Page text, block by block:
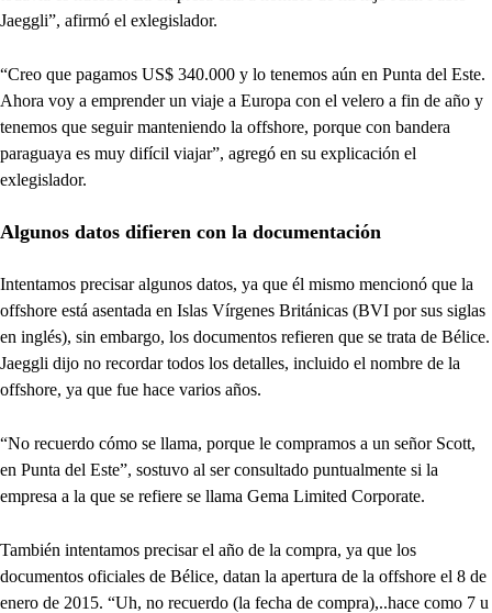
Jaeggli”, afirmó el exlegislador.
“Creo que pagamos US$ 340.000 y lo tenemos aún en Punta del Este.
Ahora voy a emprender un viaje a Europa con el velero a fin de año y
tenemos que seguir manteniendo la offshore, porque con bandera
paraguaya es muy difícil viajar”, agregó en su explicación el
exlegislador.
Algunos datos difieren con la documentación
Intentamos precisar algunos datos, ya que él mismo mencionó que la
offshore está asentada en Islas Vírgenes Británicas (BVI por sus siglas
en inglés), sin embargo, los documentos refieren que se trata de Bélice.
Jaeggli dijo no recordar todos los detalles, incluido el nombre de la
offshore, ya que fue hace varios años.
“No recuerdo cómo se llama, porque le compramos a un señor Scott,
en Punta del Este”, sostuvo al ser consultado puntualmente si la
empresa a la que se refiere se llama Gema Limited Corporate.
También intentamos precisar el año de la compra, ya que los
documentos oficiales de Bélice, datan la apertura de la offshore el 8 de
enero de 2015. “Uh, no recuerdo (la fecha de compra),..hace como 7 u